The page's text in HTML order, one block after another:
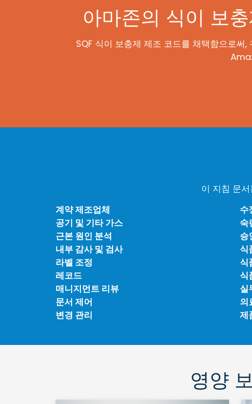
아마존의 식이 보
SQF 식이 보충제 제조 코드를 채택함으로써
이 지침 문
계약 제조업체
공기 및 기타 가스
근본 원인 분석
내부 감사 및 검사
라벨 조정
레코드
매니지먼트 리뷰
문서 제어
변경 관리
수
숙
승
식
식
식
실
의
제
영양